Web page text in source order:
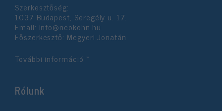
Szerkesztőség:
1037 Budapest, Seregély u. 17.
Email: info@neokohn.hu
Főszerkesztő: Megyeri Jonatán
További információ »
Rólunk